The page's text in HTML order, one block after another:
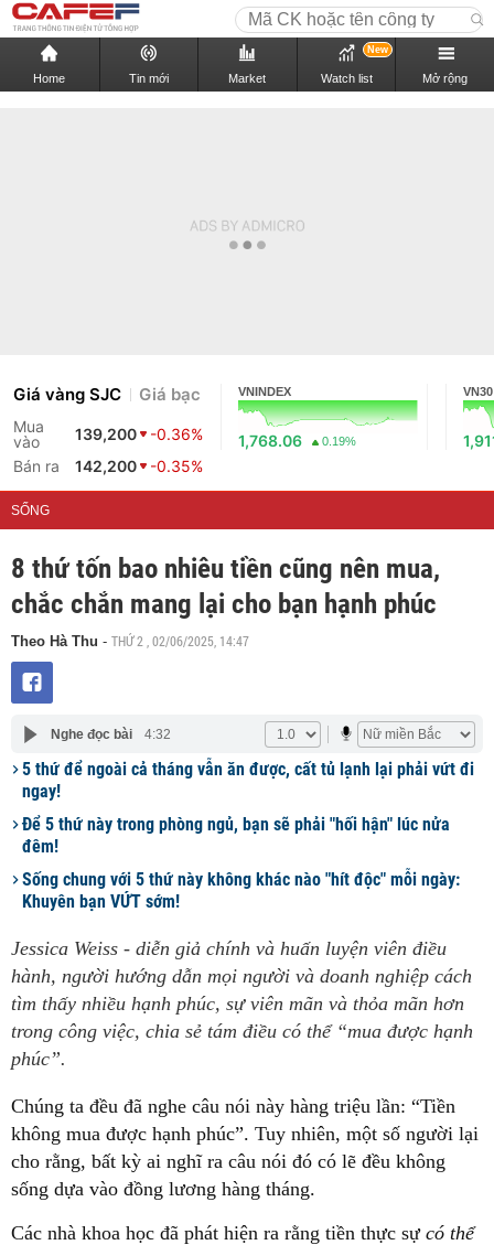
Home Tin mới Market Watch list
New
Mở rộng
Giá vàng SJC Giá bạc
Mua
vào
139,200
-0.36%
Bán ra
142,200 -0.35%
VNINDEX
1,768.06 0.19%
VN30
SỐNG
8 thứ tốn bao nhiêu tiền cũng nên mua,
chắc chắn mang lại cho bạn hạnh phúc
Theo Hà Thu - THỨ 2 , 02/06/2025, 14:47
Nghe đọc bài 4:32
5 thứ để ngoài cả tháng vẫn ăn được, cất tủ lạnh lại phải vứt đi
ngay!
Để 5 thứ này trong phòng ngủ, bạn sẽ phải "hối hận" lúc nửa
đêm!
Sống chung với 5 thứ này không khác nào "hít độc" mỗi ngày:
Khuyên bạn VỨT sớm!
Jessica Weiss - diễn giả chính và huấn luyện viên điều
hành, người hướng dẫn mọi người và doanh nghiệp cách
tìm thấy nhiều hạnh phúc, sự viên mãn và thỏa mãn hơn
trong công việc, chia sẻ tám điều có thể “mua được hạnh
phúc”.
Chúng ta đều đã nghe câu nói này hàng triệu lần: “Tiền
không mua được hạnh phúc”. Tuy nhiên, một số người lại
cho rằng, bất kỳ ai nghĩ ra câu nói đó có lẽ đều không
sống dựa vào đồng lương hàng tháng.
Các nhà khoa học đã phát hiện ra rằng tiền thực sự có thể